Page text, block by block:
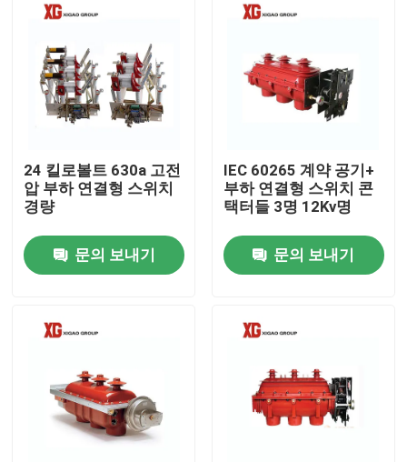
우리에 대하여
24 킬로볼트 630a 고전
압 부하 연결형 스위치
경량
문의 보내기
IEC 60265 계약 공기+
부하 연결형 스위치 콘
택터들 3명 12Kv명
문의 보내기